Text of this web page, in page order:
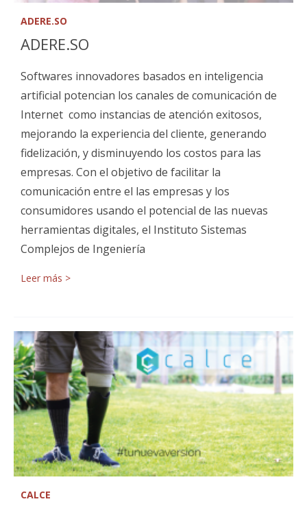
ADERE.SO
ADERE.SO
Softwares innovadores basados en inteligencia
artificial potencian los canales de comunicación de
Internet como instancias de atención exitosos,
mejorando la experiencia del cliente, generando
fidelización, y disminuyendo los costos para las
empresas. Con el objetivo de facilitar la
comunicación entre el las empresas y los
consumidores usando el potencial de las nuevas
herramientas digitales, el Instituto Sistemas
Complejos de Ingeniería
Leer más >
CALCE